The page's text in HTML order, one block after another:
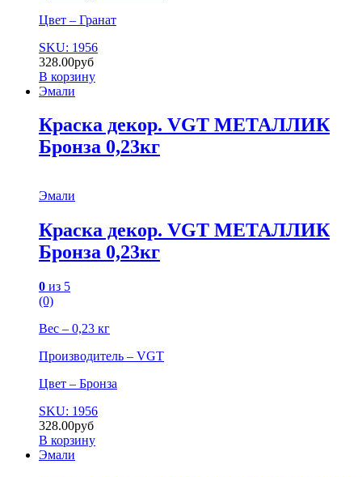
Цвет – Гранат
SKU: 1956
328.00руб
В корзину
Эмали
Краска декор. VGT МЕТАЛЛИК
Бронза 0,23кг
Эмали
Краска декор. VGT МЕТАЛЛИК
Бронза 0,23кг
0 из 5
(0)
Вес – 0,23 кг
Производитель – VGT
Цвет – Бронза
SKU: 1956
328.00руб
В корзину
Эмали